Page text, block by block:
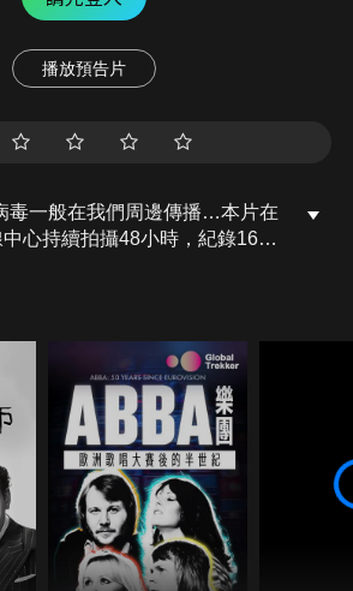
播放預告片
毒一般在我們周邊傳播…本片在
心持續拍攝48小時，紀錄165